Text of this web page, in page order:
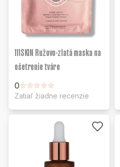
111SKIN Ružovo-zlatá maska na
ošetrenie tváre
0
Zatiaľ žiadne recenzie